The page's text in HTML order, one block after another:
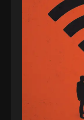
سروش کرمیان،
فائزه فتحی